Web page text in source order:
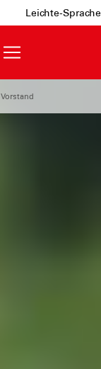
Leichte-Sprache
Vorstand